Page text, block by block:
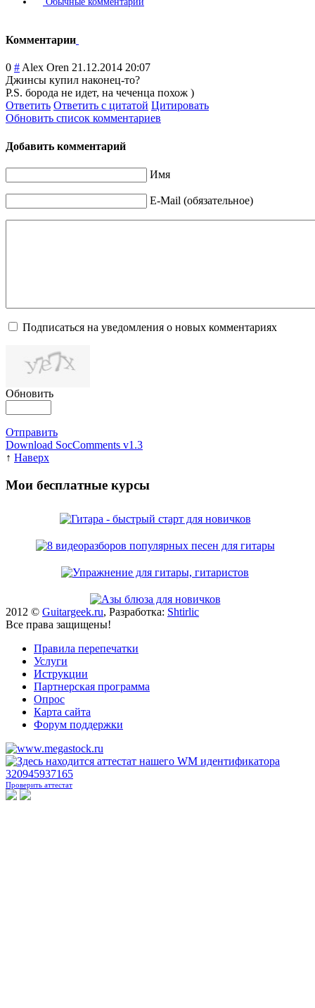
Комментарии
0 #Alex Oren 21.12.2014 20:07
Джинсы купил наконец-то?
P.S. борода не идет, на чеченца похож )
Ответить Ответить с цитатой Цитировать
Обновить список комментариев
Добавить комментарий
Имя
E-Mail (обязательное)
Подписаться на уведомления о новых комментариях
Обновить
Отправить
Download SocComments v1.3
↑ Наверх
Мои бесплатные курсы
2012 © Guitargeek.ru, Разработка: Shtirlic
Все права защищены!
Правила перепечатки
Услуги
Иструкции
Партнерская программа
Опрос
Карта сайта
Форум поддержки
Проверить аттестат